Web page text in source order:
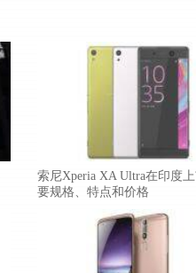
索尼Xperia XA Ultra在印度
要规格、特点和价格